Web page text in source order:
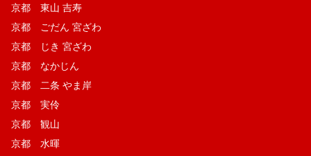
京都 東山 吉寿
京都 ごだん 宮ざわ
京都 じき 宮ざわ
京都 なかじん
京都 二条 やま岸
京都 実伶
京都 観山
京都 水暉